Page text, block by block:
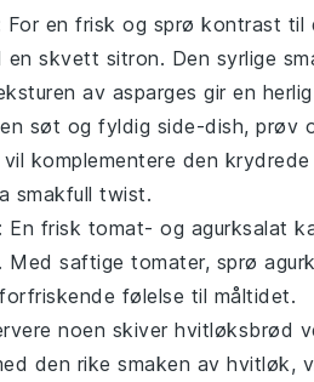
For en frisk og sprø kontrast til
en skvett sitron. Den syrlige
av asparges gir en
søt og fyldig side-dish, prøv
komplementere den krydrede
smakfull twist.
: En frisk tomat- og agurksalat
. Med saftige tomater, sprø
følelse til måltidet.
noen skiver hvitløksbrød
den rike smaken av hvitløk,